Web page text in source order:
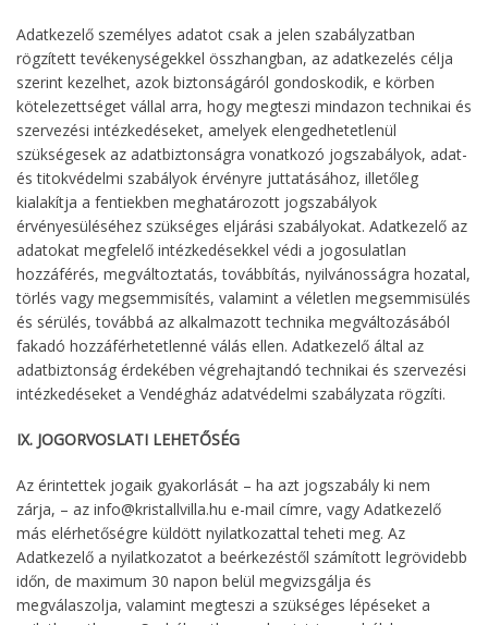
Adatkezelő személyes adatot csak a jelen szabályzatban
rögzített tevékenységekkel összhangban, az adatkezelés célja
szerint kezelhet, azok biztonságáról gondoskodik, e körben
kötelezettséget vállal arra, hogy megteszi mindazon technikai és
szervezési intézkedéseket, amelyek elengedhetetlenül
szükségesek az adatbiztonságra vonatkozó jogszabályok, adat-
és titokvédelmi szabályok érvényre juttatásához, illetőleg
kialakítja a fentiekben meghatározott jogszabályok
érvényesüléséhez szükséges eljárási szabályokat. Adatkezelő az
adatokat megfelelő intézkedésekkel védi a jogosulatlan
hozzáférés, megváltoztatás, továbbítás, nyilvánosságra hozatal,
törlés vagy megsemmisítés, valamint a véletlen megsemmisülés
és sérülés, továbbá az alkalmazott technika megváltozásából
fakadó hozzáférhetetlenné válás ellen. Adatkezelő által az
adatbiztonság érdekében végrehajtandó technikai és szervezési
intézkedéseket a Vendégház adatvédelmi szabályzata rögzíti.
IX. JOGORVOSLATI LEHETŐSÉG
Az érintettek jogaik gyakorlását – ha azt jogszabály ki nem
zárja, – az info@kristallvilla.hu e-mail címre, vagy Adatkezelő
más elérhetőségre küldött nyilatkozattal teheti meg. Az
Adatkezelő a nyilatkozatot a beérkezéstől számított legrövidebb
időn, de maximum 30 napon belül megvizsgálja és
megválaszolja, valamint megteszi a szükséges lépéseket a